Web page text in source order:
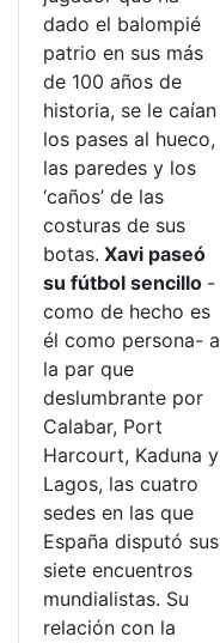
dado el balompié
patrio en sus más
de 100 años de
historia, se le caían
los pases al hueco,
las paredes y los
‘caños’ de las
costuras de sus
botas. Xavi paseó
su fútbol sencillo -
como de hecho es
él como persona- a
la par que
deslumbrante por
Calabar, Port
Harcourt, Kaduna y
Lagos, las cuatro
sedes en las que
España disputó sus
siete encuentros
mundialistas. Su
relación con la